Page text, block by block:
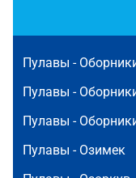
Пулавы -
Пулавы -
Пулавы -
Пулавы - Озимек